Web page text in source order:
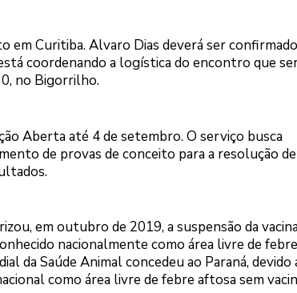
em Curitiba. Alvaro Dias deverá ser
coordenando a logística do encontro que
no Bigorrilho.
Aberta até 4 de setembro. O serviço busca
de provas de conceito para a resolução
em outubro de 2019, a suspensão da
nacionalmente como área livre de
da Saúde Animal concedeu ao Paraná, devido
como área livre de febre aftosa sem